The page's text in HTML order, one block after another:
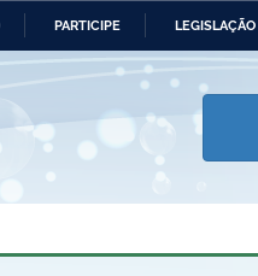
PARTICIPE LEGISLAÇÃO
Ministério da Economia
e dos Direitos Humanos
Planalto